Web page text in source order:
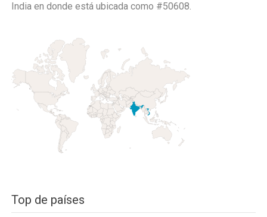
India en donde está ubicada como #50608.
Top de países